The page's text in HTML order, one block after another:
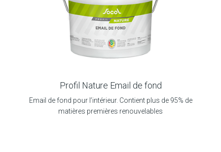
Profil Nature Email de fond
Email de fond pour l’intérieur. Contient plus de 95% de
matières premières renouvelables